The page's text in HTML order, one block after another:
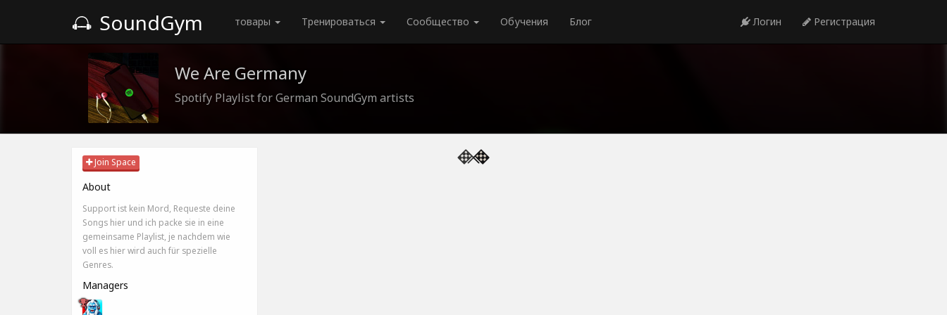
SoundGym товары Тренироваться Сообщество Обучения Блог Логин Регистрация
We Are Germany
Spotify Playlist for German SoundGym artists
Join Space
About
Support ist kein Mord, Requeste deine
Songs hier und ich packe sie in eine
gemeinsame Playlist, je nachdem wie
voll es hier wird auch für spezielle
Genres.
Managers